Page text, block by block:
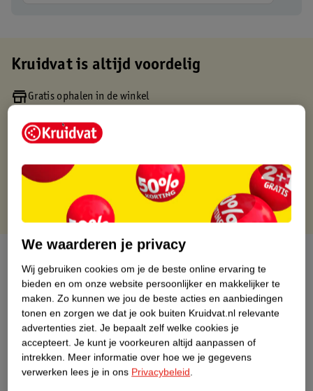
Kruidvat is altijd voordelig
Gratis ophalen in de winkel
Gratis thuisbezorgd vanaf 50.00
Gratis retourneren binnen 30 dagen
Gratis punten met je Kruidvat kaart
Over dit product
Productinformatie
Etiketinformatie
Nature Impact Score
We waarderen je privacy
Wij gebruiken cookies om je de beste online ervaring te
bieden en om onze website persoonlijker en makkelijker te
maken. Zo kunnen we jou de beste acties en aanbiedingen
tonen en zorgen we dat je ook buiten Kruidvat.nl relevante
advertenties ziet. Je bepaalt zelf welke cookies je
accepteert. Je kunt je voorkeuren altijd aanpassen of
intrekken. Meer informatie over hoe we je gegevens
verwerken lees je in ons Privacybeleid.